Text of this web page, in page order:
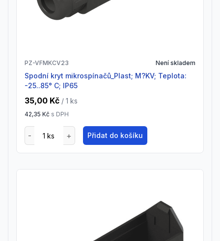
PZ-VFMKCV23 Není skladem
Spodní kryt mikrospínačů_Plast; M?KV; Teplota:
-25..85° C; IP65
35,00 Kč / 1 ks
42,35 Kč s DPH
Přidat do košíku